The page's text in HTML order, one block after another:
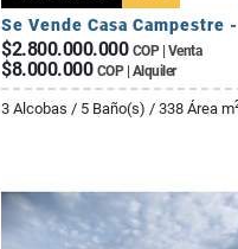
Se Vende Casa Campestre
$2.800.000.000 COP | Venta
$8.000.000 COP | Alquiler
3 Alcobas / 5 Baño(s) / 338 Área m